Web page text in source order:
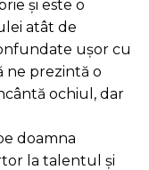
și este o
atât de
ușor cu
ne prezintă o
ochiul, dar
doamna
la talentul și